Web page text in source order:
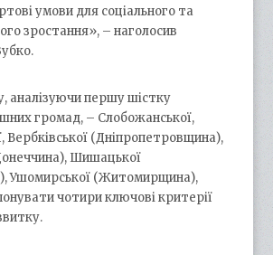
умови для соціального та
зростання», – наголосив
аналізуючи першу шістку
громад, – Слобожанської,
Вербківської (Дніпропетровщина),
Шишацької
Ушомирської (Житомирщина),
чотири ключові критерії